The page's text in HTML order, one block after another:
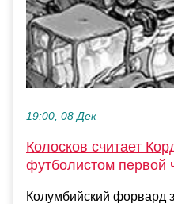
19:00, 08 Дек
Колосков считает
футболистом первой
Колумбийский форвард